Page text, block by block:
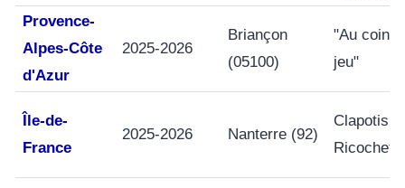
Provence-
Alpes-Côte
d'Azur
2025-2026
Briançon
(05100)
"Au coin
jeu"
Île-de-
France
2025-2026 Nanterre (92)
Clapotis et
Ricochets